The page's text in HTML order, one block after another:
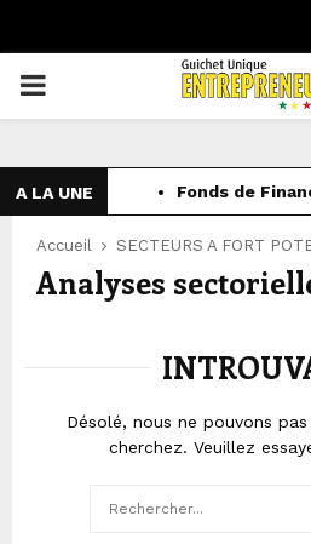
PRIMARY
A LA UNE Fonds de
Accueil SECTEURS A FORT
Analyses
Désolé, nous ne pouvons
cherchez. Veuillez